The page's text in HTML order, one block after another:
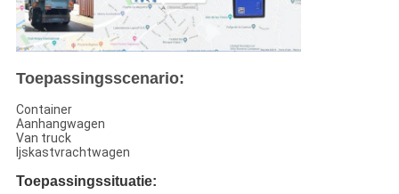
Toepassingsscenario:
Container
Aanhangwagen
Van truck
Ijskastvrachtwagen
Toepassingssituatie: